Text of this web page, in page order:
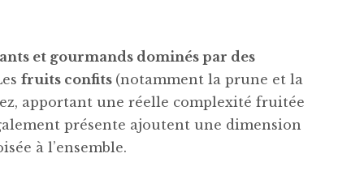
et gourmands dominés par des
fruits confits (notamment la prune et la
apportant une réelle complexité fruitée
présente ajoutent une dimension
à l’ensemble.